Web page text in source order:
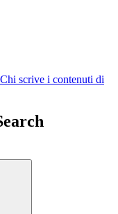
scrive i contenuti di